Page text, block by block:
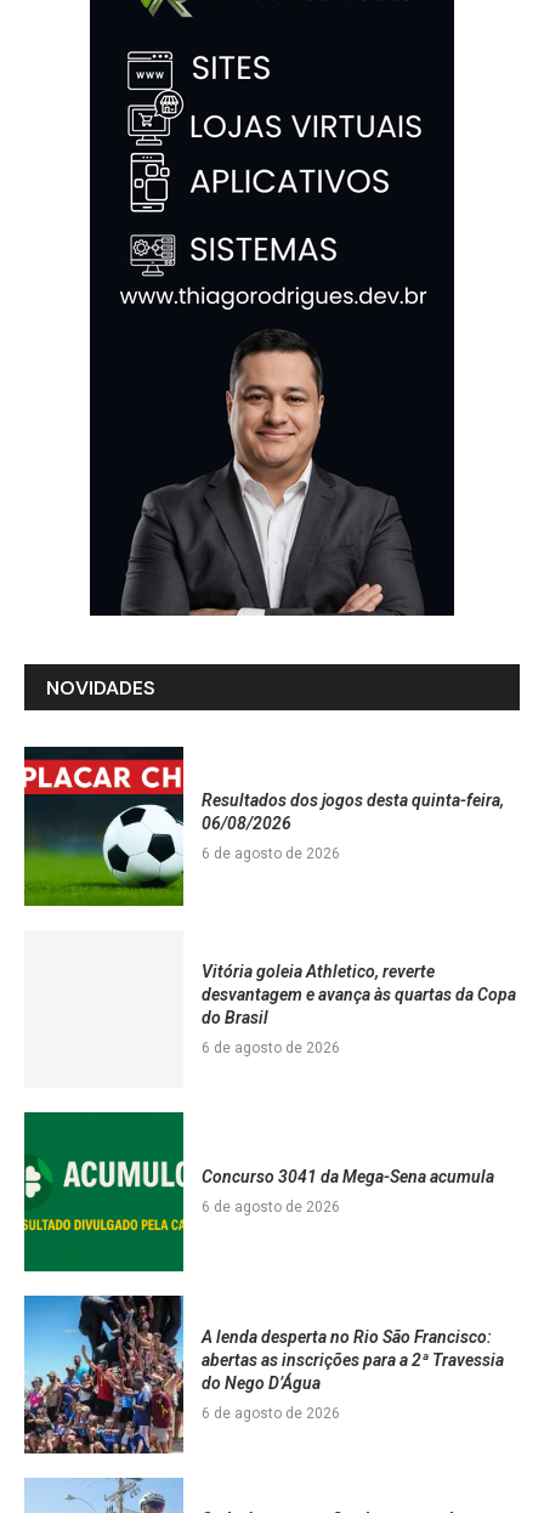
NOVIDADES
Resultados dos jogos desta quinta-feira,
06/08/2026
6 de agosto de 2026
Vitória goleia Athletico, reverte
desvantagem e avança às quartas da Copa
do Brasil
6 de agosto de 2026
Concurso 3041 da Mega-Sena acumula
6 de agosto de 2026
A lenda desperta no Rio São Francisco:
abertas as inscrições para a 2ª Travessia
do Nego D’Água
6 de agosto de 2026